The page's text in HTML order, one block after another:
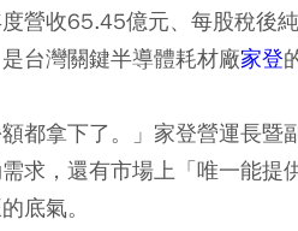
營收65.45億元、每股稅後
台灣關鍵半導體耗材廠家登
都拿下了。」家登營運長暨
求，還有市場上「唯一能提
底氣。